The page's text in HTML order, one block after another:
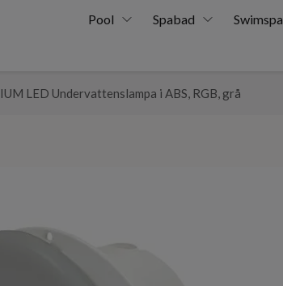
Pool Spabad Swimspa
LED Undervattenslampa i ABS, RGB, grå